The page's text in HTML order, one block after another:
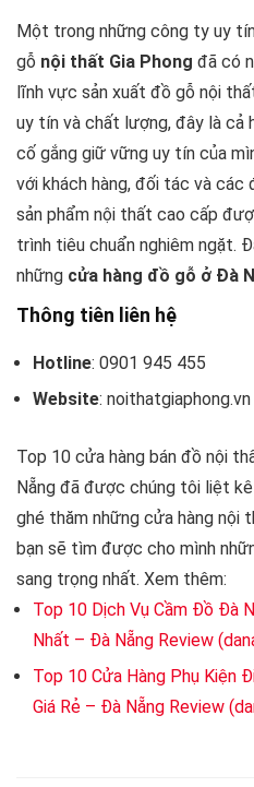
Một trong những công ty uy
gỗ nội thất Gia Phong đã có
lĩnh vực sản xuất đồ gỗ nội
uy tín và chất lượng, đây là cả
cố gắng giữ vững uy tín của
với khách hàng, đối tác và các
sản phẩm nội thất cao cấp
trình tiêu chuẩn nghiêm ngặt.
những cửa hàng đồ gỗ ở Đà
Thông tiên liên hệ
Hotline: 0901 945 455
Website: noithatgiaphong.vn
Top 10 cửa hàng bán đồ nội
Nẵng đã được chúng tôi liệt
ghé thăm những cửa hàng
bạn sẽ tìm được cho mình
sang trọng nhất. Xem thêm:
Top 10 Dịch Vụ Cầm Đồ Đà
Nhất – Đà Nẵng Review
Top 10 Cửa Hàng Phụ Kiện
Giá Rẻ – Đà Nẵng Review